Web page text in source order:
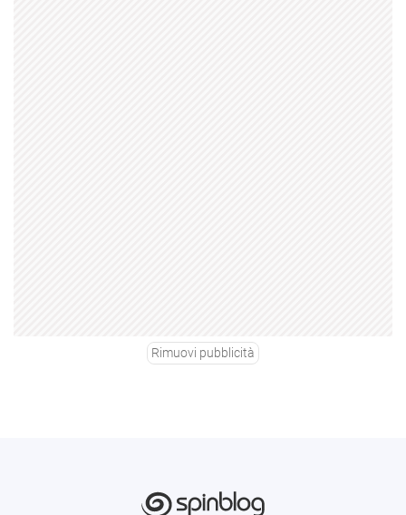
Rimuovi pubblicità